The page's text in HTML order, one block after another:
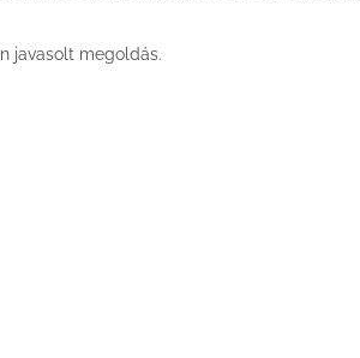
javasolt megoldás.